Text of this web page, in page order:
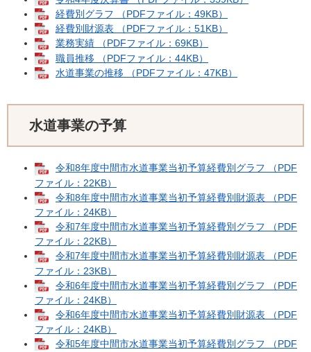
経費別グラフ （PDFファイル：49KB）
経費別財源表 （PDFファイル：51KB）
業務実績 （PDFファイル：69KB）
職員推移 （PDFファイル：44KB）
水道事業の推移 （PDFファイル：47KB）
水道事業の予算
令和8年度中間市水道事業当初予算経費別グラフ （PDF
ファイル：22KB）
令和8年度中間市水道事業当初予算経費別財源表 （PDF
ファイル：24KB）
令和7年度中間市水道事業当初予算経費別グラフ （PDF
ファイル：22KB）
令和7年度中間市水道事業当初予算経費別財源表 （PDF
ファイル：23KB）
令和6年度中間市水道事業当初予算経費別グラフ （PDF
ファイル：24KB）
令和6年度中間市水道事業当初予算経費別財源表 （PDF
ファイル：24KB）
令和5年度中間市水道事業当初予算経費別グラフ （PDF